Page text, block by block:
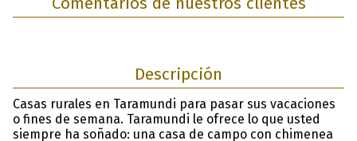
Descripción
Casas rurales en Taramundi para pasar sus vacaciones
o fines de semana. Taramundi le ofrece lo que usted
siempre ha soñado: una casa de campo con chimenea